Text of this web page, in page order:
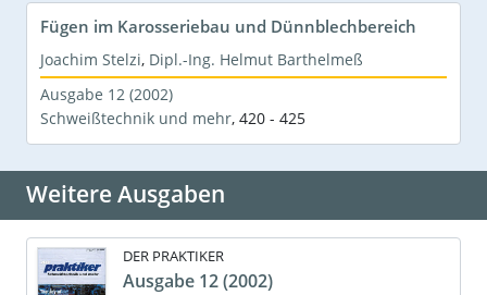
Fügen im Karosseriebau und Dünnblechbereich
Joachim Stelzi, Dipl.-Ing. Helmut Barthelmeß
Ausgabe 12 (2002)
Schweißtechnik und mehr, 420 - 425
Weitere Ausgaben
DER PRAKTIKER
Ausgabe 12 (2002)